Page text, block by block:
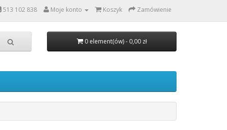
513 102 838 Moje konto Koszyk Zamówienie
0 element(ów) - 0,00 zł